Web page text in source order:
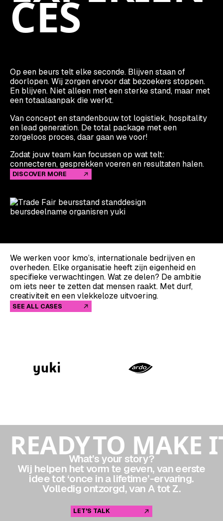
CES
Op een beurs telt elke seconde. Blijven staan of
doorlopen. Wij zorgen ervoor dat bezoekers stoppen.
En blijven. Niet alleen met een sterke stand, maar met
een totaalaanpak die werkt.
Van concept en standenbouw tot logistiek, hospitality
en lead generation. De total package met een
zorgeloos proces, daar gaan we voor!
Zodat jouw team kan focussen op wat telt:
connecteren, gesprekken voeren en resultaten halen.
DISCOVER MORE
We werken voor kmo’s, internationale bedrijven en
overheden. Elke organisatie heeft zijn eigenheid en
specifieke verwachtingen. Wat ze delen? De ambitie
om iets neer te zetten dat mensen raakt. Met durf,
creativiteit en een vlekkeloze uitvoering.
SEE ALL CASES
READYTO MAKE
What’s your story?
Wij helpen het vorm te geven, van eerste
idee tot ‘once in a lifetime’-ervaring.
Volledig ontzorgd, van A tot Z.
LET'S TALK